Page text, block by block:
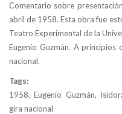
Comentario sobre
abril de 1958. Esta obra fue
Teatro Experimental de la
Eugenio Guzmán. A principios
nacional.
Tags:
1958, Eugenio Guzmán,
gira nacional